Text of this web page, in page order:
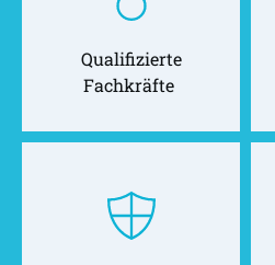
Qualifizierte
Fachkräfte